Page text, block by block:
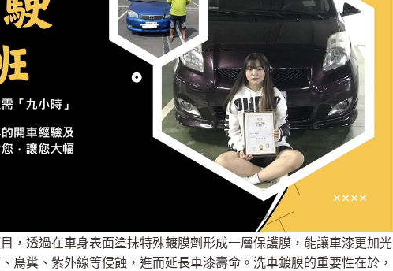
，透過在車身表面塗抹特殊鍍膜劑形成一層保護膜，能讓車漆更加光
鳥糞、紫外線等侵蝕，進而延長車漆壽命。洗車鍍膜的重要性在於，